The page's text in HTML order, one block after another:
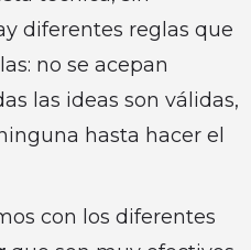
diferentes reglas que
no se acepan
las ideas son válidas,
hasta hacer el
con los diferentes